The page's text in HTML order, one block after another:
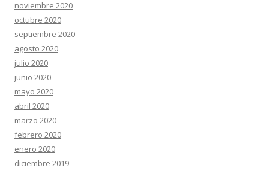
noviembre 2020
octubre 2020
septiembre 2020
agosto 2020
julio 2020
junio 2020
mayo 2020
abril 2020
marzo 2020
febrero 2020
enero 2020
diciembre 2019